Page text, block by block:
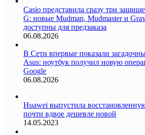
Casio представила сразу три
G: новые Mudman, Mudmaster и
доступны для предзаказа
06.08.2026
В Сети впервые показали
Asus: ноутбук получил новую
Google
06.08.2026
Huawei выпустила
почти вдвое дешевле новой
14.05.2023